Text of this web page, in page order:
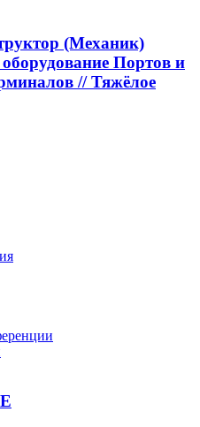
(Механик)
Портов и
// Тяжёлое